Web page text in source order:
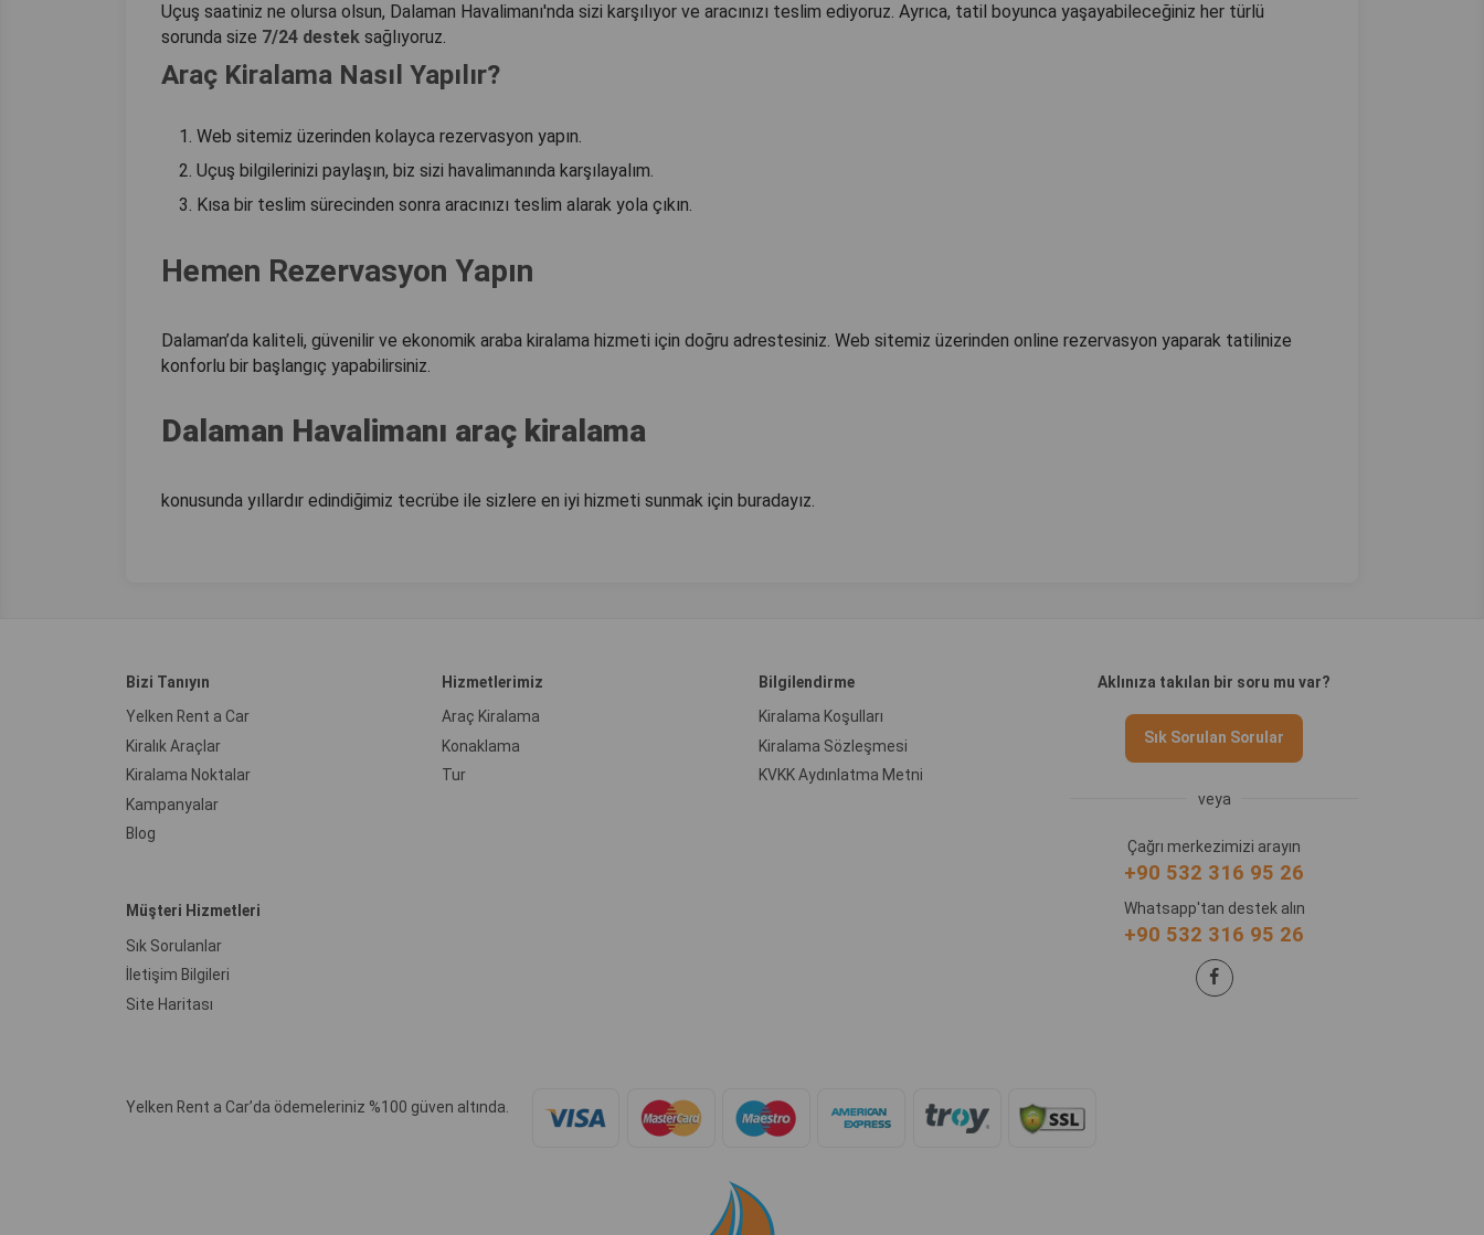
Uçuş saatiniz ne olursa olsun, Dalaman Havalimanı'nda sizi karşılıyor ve aracınızı teslim ediyoruz. Ayrıca, tatil boyunca yaşayabileceğiniz her türlü
sorunda size 7/24 destek sağlıyoruz.
Araç Kiralama Nasıl Yapılır?
Web sitemiz üzerinden kolayca rezervasyon yapın.
Uçuş bilgilerinizi paylaşın, biz sizi havalimanında karşılayalım.
Kısa bir teslim sürecinden sonra aracınızı teslim alarak yola çıkın.
Hemen Rezervasyon Yapın
Dalaman’da kaliteli, güvenilir ve ekonomik araba kiralama hizmeti için doğru adrestesiniz. Web sitemiz üzerinden online rezervasyon yaparak tatilinize
konforlu bir başlangıç yapabilirsiniz.
Dalaman Havalimanı araç kiralama
konusunda yıllardır edindiğimiz tecrübe ile sizlere en iyi hizmeti sunmak için buradayız.
Bizi Tanıyın
Yelken Rent a Car
Kiralık Araçlar
Kiralama Noktalar
Kampanyalar
Blog
Hizmetlerimiz
Araç Kiralama
Konaklama
Tur
Bilgilendirme
Kiralama Koşulları
Kiralama Sözleşmesi
KVKK Aydınlatma Metni
Müşteri Hizmetleri
Sık Sorulanlar
İletişim Bilgileri
Site Haritası
Aklınıza takılan bir soru mu var?
Sık Sorulan Sorular
veya
Çağrı merkezimizi arayın
+90 532 316 95 26
Whatsapp'tan destek alın
+90 532 316 95 26
Yelken Rent a Car’da ödemeleriniz %100 güven altında.